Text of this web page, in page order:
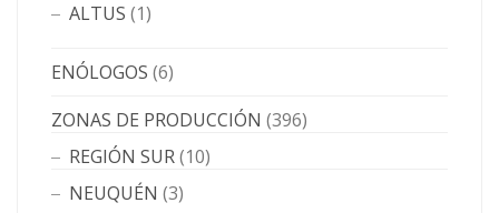
ALTUS (1)
ENÓLOGOS (6)
ZONAS DE PRODUCCIÓN (396)
REGIÓN SUR(10)
NEUQUÉN (3)